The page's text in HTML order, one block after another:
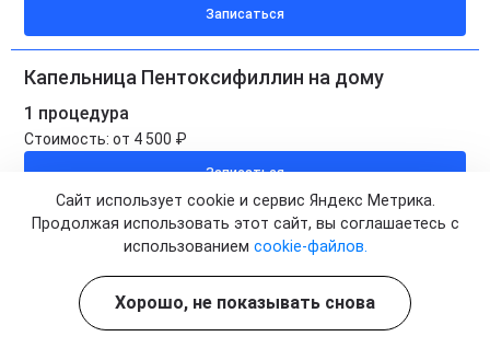
Записаться
Капельница Пентоксифиллин на дому
1 процедура
Стоимость: от 4 500 ₽
Записаться
Капельница Пентоксифиллин на дому
5 процедур
Стоимость:
от 22 500 ₽
Цена по акции:
Сайт использует cookie и сервис Яндекс Метрика.
Продолжая использовать этот сайт, вы соглашаетесь с
использованием cookie-файлов.
Хорошо, не показывать снова